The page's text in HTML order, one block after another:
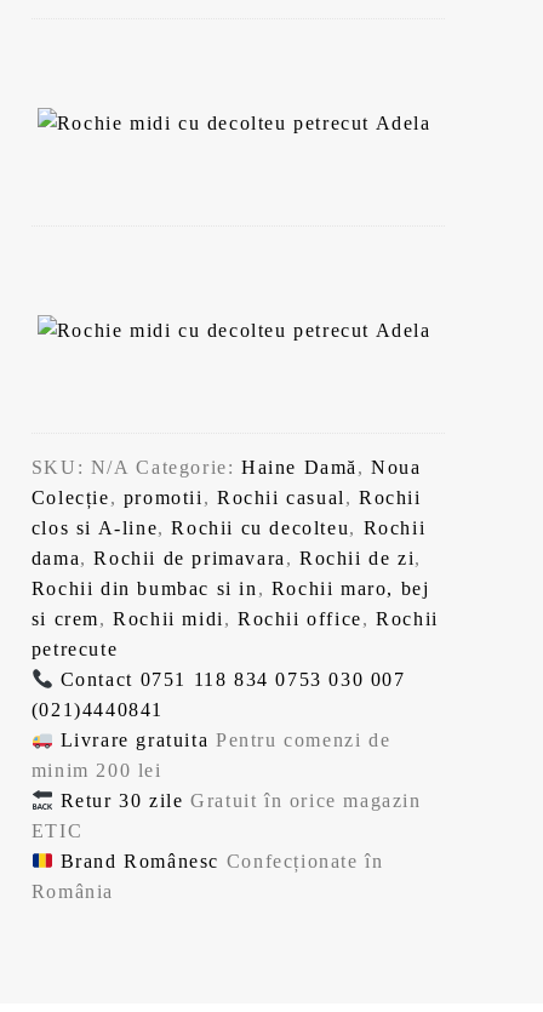
SKU: N/A Categorie: Haine Damă ,Noua
Colecție, promotii , Rochii casual , Rochii
clos si A-line,Rochii cu decolteu, Rochii
dama,Rochii de primavara ,Rochii de zi,
Rochii din bumbac si in , Rochii maro, bej
si crem,Rochii midi ,Rochii office,Rochii
petrecute
Contact 0751 118 834 0753 030 007
(021)4440841
Livrare gratuita Pentru comenzi de
minim 200 lei
Retur 30 zile Gratuit în orice magazin
ETIC
Brand Românesc Confecționate în
România